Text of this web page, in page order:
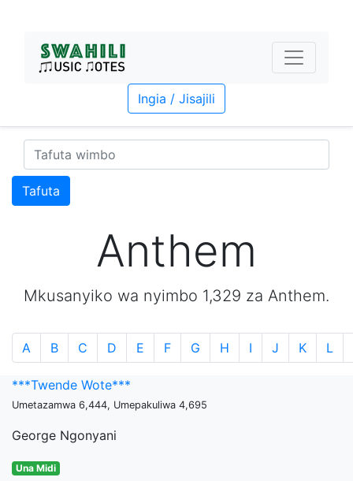
Ingia / Jisajili
Tafuta
Anthem
Mkusanyiko wa nyimbo 1,329 za Anthem.
A B C D E F G H I J K L
***Twende Wote***
Umetazamwa 6,444, Umepakuliwa 4,695
George Ngonyani
Una Midi